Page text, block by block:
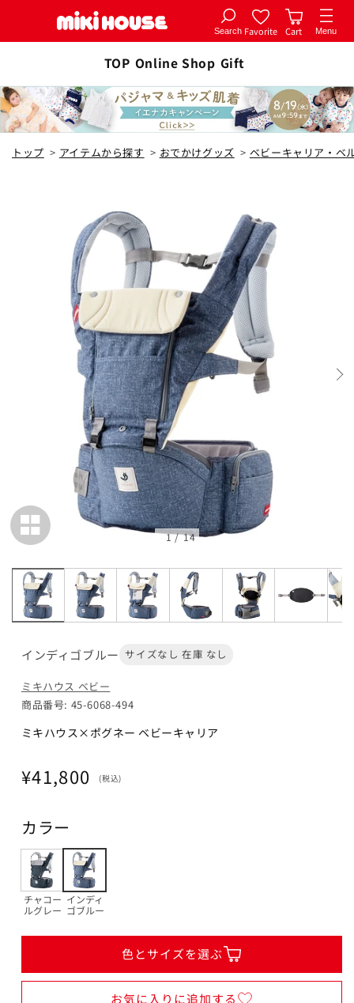
コンテ
Search Favorite Cart Menu
TOP Online Shop Gift
トップ > アイテムから探す > おでかけグッズ > ベビーキャリア・ベ
1/14
インディゴブルー サイズなし 在庫 なし
ミキハウス ベビー
商品番号: 45-6068-494
ミキハウス×ポグネー ベビーキャリア
通
格
¥41,800 (税込)
カラー
チャコー
ルグレー
インディ
ゴブルー
色とサイズを選ぶ
お気に入りに追加する
カートに追加
全2色
チャコールグレー
¥41,800
在庫 あり
カートに追加
インディゴブルー
閉じる